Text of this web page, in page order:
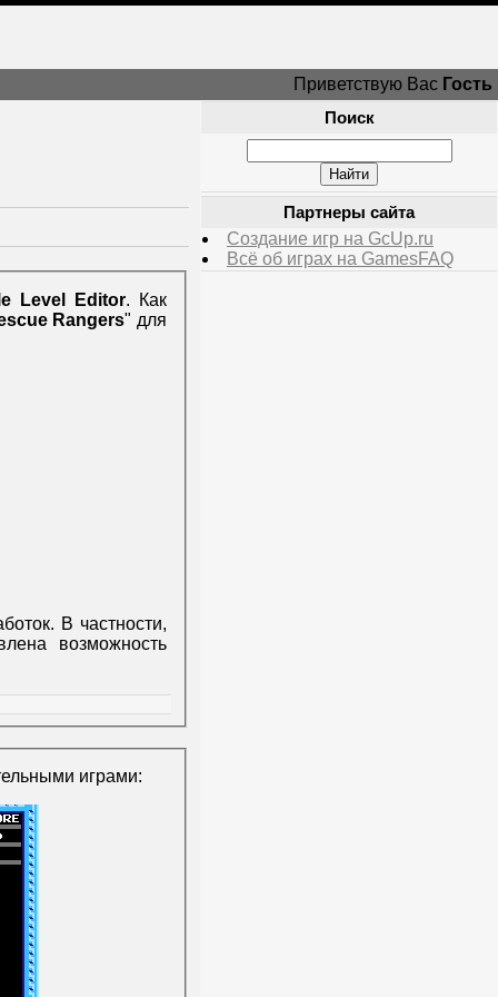
Приветствую Вас Гость
Level Editor. Как
Rangers" для
В частности,
возможность
играми:
Поиск
Партнеры сайта
Создание игр на GcUp.ru
Всё об играх на GamesFAQ